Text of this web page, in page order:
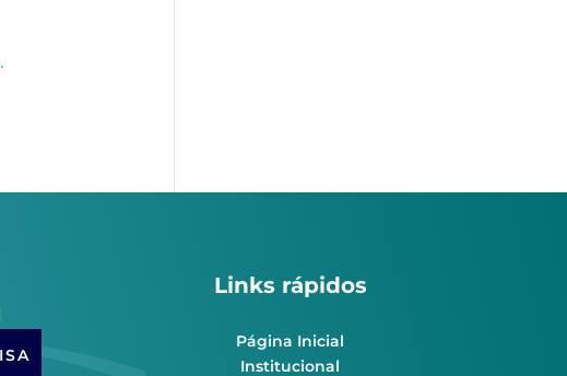
.
Links rápidos
Página Inicial
Institucional